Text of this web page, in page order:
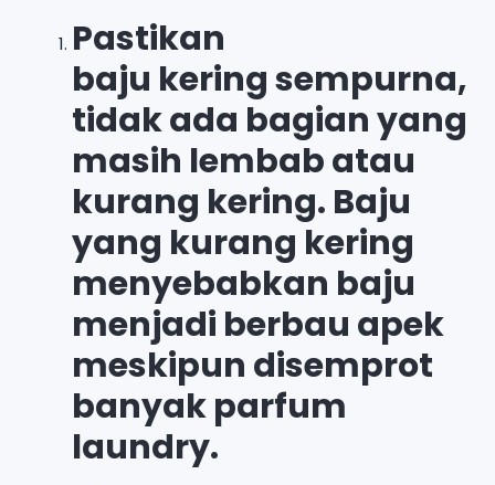
Pastikan
baju kering sempurna,
tidak ada bagian yang
masih lembab atau
kurang kering. Baju
yang kurang kering
menyebabkan baju
menjadi berbau apek
meskipun disemprot
banyak parfum
laundry.